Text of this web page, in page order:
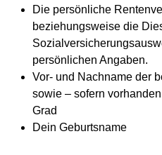
Die persönliche
beziehungsweise die
persönlichen Angaben.
Vor- und Nachname der
sowie – sofern
Grad
Dein Geburtsname